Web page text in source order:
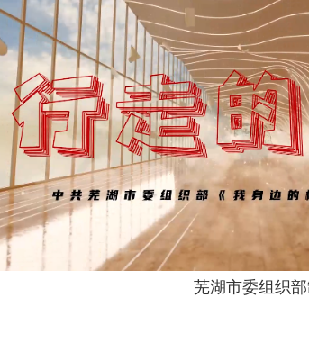
芜湖市委组织部